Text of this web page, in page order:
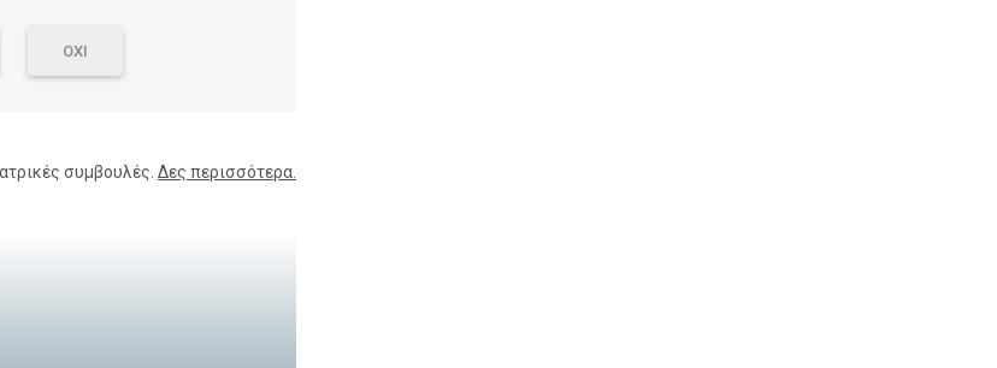
ΟΧΙ
συμβουλές. Δες περισσότερα.